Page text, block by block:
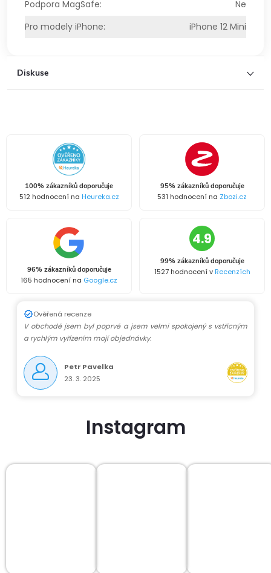
Podpora MagSafe:
Ne
Pro modely iPhone: iPhone 12 Mini
Diskuse
100% zákazníků doporučuje
512 hodnocení na Heureka.cz
95% zákazníků doporučuje
531 hodnocení na Zbozi.cz
96% zákazníků doporučuje
165 hodnocení na Google.cz
4.9
99% zákazníků doporučuje
1527 hodnocení vRecenzích
Ověřená recenze
V obchodě jsem byl poprvé a jsem velmi spokojený s vstřícným
a rychlým vyřízením mojí objednávky.
Petr Pavelka
23. 3. 2025
Instagram